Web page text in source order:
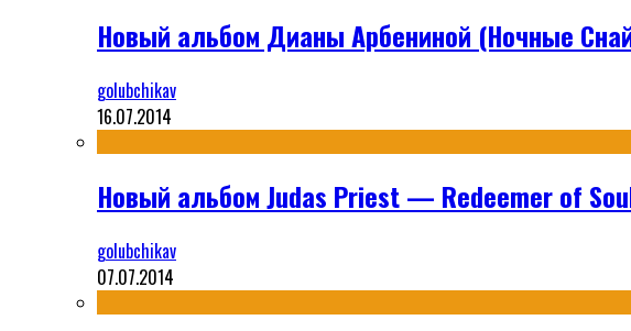
Новый альбом Дианы Арбениной (Ночные
golubchikav
16.07.2014
Новый альбом Judas Priest — Redeemer of
golubchikav
07.07.2014